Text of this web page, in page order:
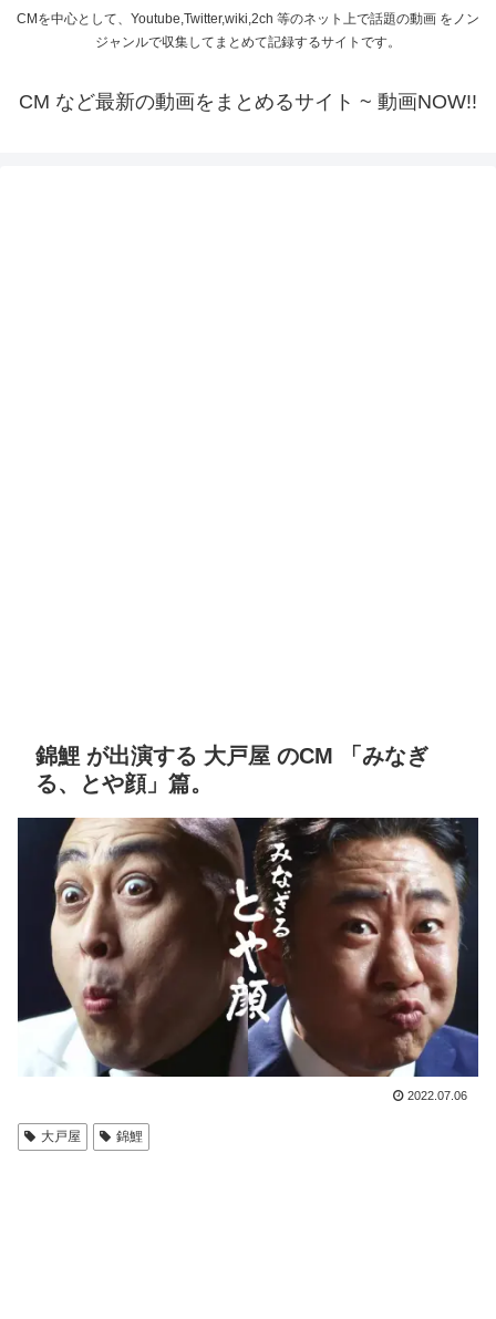
CMを中心として、Youtube,Twitter,wiki,2ch 等のネット上で話題の動画 をノン
ジャンルで収集してまとめて記録するサイトです。
CM など最新の動画をまとめるサイト ~ 動画NOW!!
錦鯉 が出演する 大戸屋 のCM 「みなぎ
る、とや顔」篇。
2022.07.06
大戸屋 錦鯉